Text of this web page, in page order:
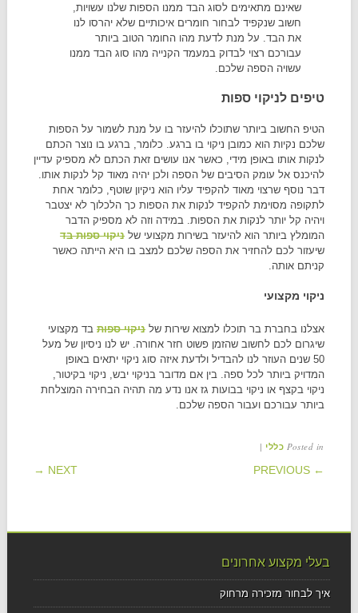
שאינם מתאימים לסוג הבד ממנו הספות שלנו עשויות,
חשוב שנקפיד לבחור חומרים איכותיים שלא יהרסו לנו
את הבד. על מנת לדעת מהו החומר הטוב ביותר
עבורכם רצוי לבדוק במעמד הקנייה מהו סוג הבד ממנו
עשויה הספה שלכם.
טיפים לניקוי ספות
הטיפ החשוב ביותר שתוכלו להיעזר בו על מנת לשמור על הספות
שלכם נקיות הוא כמובן ניקוי בו ברגע. כלומר, ברגע בו נוצר הכתם
לנקות אותו באופן מידי, כאשר אנו עושים זאת הכתם לא מספיק עדיין
להיכנס אל עומק הסיבים של הספה ולכן יהיה מאוד קל לנקות אותו.
דבר נוסף שרצוי מאוד להקפיד עליו הוא ניקיון שוטף, כלומר אחת
לתקופה מסוימת להקפיד לנקות את הספות כך הלכלוך לא יצטבר
ויהיה קל יותר לנקות את הספות. במידה וזה לא מספיק הדבר
המומלץ ביותר הוא להיעזר בשירות מקצועי של ניקוי ספות בד
שיעזור לכם להחזיר את הספה שלכם למצב בו היא הייתה כאשר
קניתם אותה.
ניקוי מקצועי
אצלנו בחברת בר תוכלו למצוא שירות של ניקוי ספותבד מקצועי
שיגרום לכם לחשוב שהזמן פשוט חזר אחורה. יש לנו ניסיון של מעל
50 שנים העוזר לנו להבדיל ולדעת איזה סוג ניקוי יתאים באופן
המדויק ביותר לכל ספה. בין אם מדובר בניקוי יבש, ניקוי בקיטור,
ניקוי בקצף או ניקוי בבועות גז אנו נדע מה תהיה הבחירה המוצלחת
ביותר עבורכם ועבור הספה שלכם.
Posted in כללי |
POST NAVIGATION
← PREVIOUS
NEXT →
בעלי מקצוע אחרונים
איך לבחור מזכירה מרחוק